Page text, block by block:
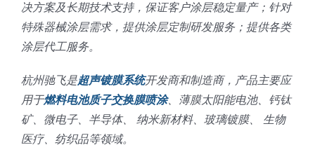
决方案及长期技术支持，保证客户涂层稳定量产；针对
特殊器械涂层需求，提供涂层定制研发服务；提供各类
涂层代工服务。
杭州驰飞是超声镀膜系统开发商和制造商，产品主要应
用于燃料电池质子交换膜喷涂、薄膜太阳能电池、钙钛
矿、微电子、半导体、 纳米新材料、玻璃镀膜、 生物
医疗、纺织品等领域。